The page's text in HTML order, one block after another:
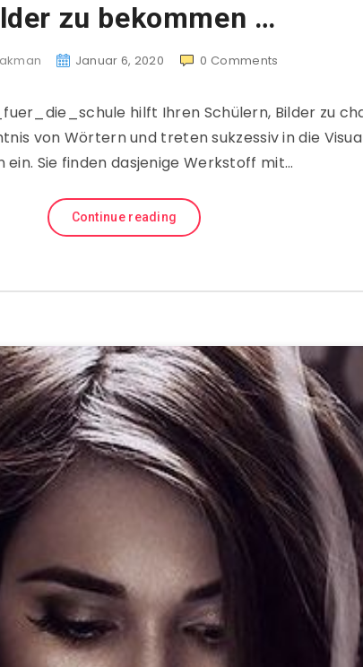
zu bekommen …
akman Januar 6, 2020 0 Comments
hilft Ihren Schülern, Bilder zu
von Wörtern und treten sukzessiv in die
ein. Sie finden dasjenige Werkstoff mit…
Continue reading